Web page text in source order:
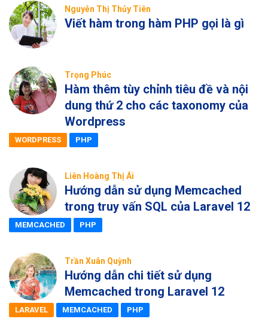
Nguyễn Thị Thủy Tiên
Viết hàm trong hàm PHP gọi là gì
Trọng Phúc
Hàm thêm tùy chỉnh tiêu đề và nội
dung thứ 2 cho các taxonomy của
Wordpress
WORDPRESS PHP
Liên Hoàng Thị Ái
Hướng dẫn sử dụng Memcached
trong truy vấn SQL của Laravel 12
MEMCACHED PHP
Trần Xuân Quỳnh
Hướng dẫn chi tiết sử dụng
Memcached trong Laravel 12
LARAVEL MEMCACHED PHP